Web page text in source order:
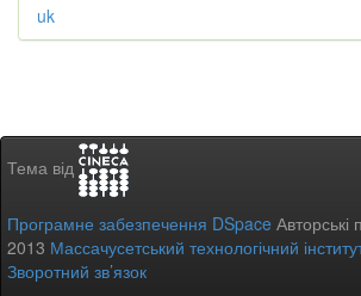
uk
Тема від
Програмне забезпечення DSpace
2013 Массачусетський технологічний
Зворотний зв’язок